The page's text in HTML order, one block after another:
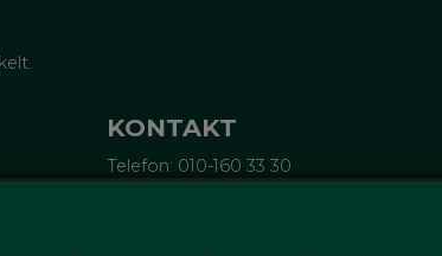
KONTAKT
Telefon: 010-160 33 30